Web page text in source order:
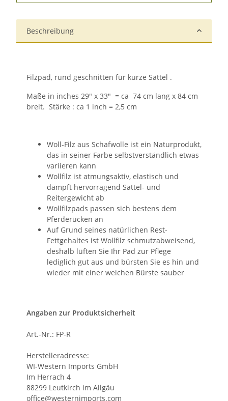
Beschreibung
Filzpad, rund geschnitten für kurze Sättel .
Maße in inches 29" x 33" = ca 74 cm lang x 84 cm
breit. Stärke : ca 1 inch = 2,5 cm
Woll-Filz aus Schafwolle ist ein Naturprodukt,
das in seiner Farbe selbstverständlich etwas
variieren kann
Wollfilz ist atmungsaktiv, elastisch und
dämpft hervorragend Sattel- und
Reitergewicht ab
Wollfilzpads passen sich bestens dem
Pferderücken an
Auf Grund seines natürlichen Rest-
Fettgehaltes ist Wollfilz schmutzabweisend,
deshalb lüften Sie Ihr Pad zur Pflege
lediglich gut aus und bürsten Sie es hin und
wieder mit einer weichen Bürste sauber
Angaben zur Produktsicherheit
Art.-Nr.: FP-R
Herstelleradresse:
WI-Western Imports GmbH
Im Herrach 4
88299 Leutkirch im Allgäu
office@westernimports.com